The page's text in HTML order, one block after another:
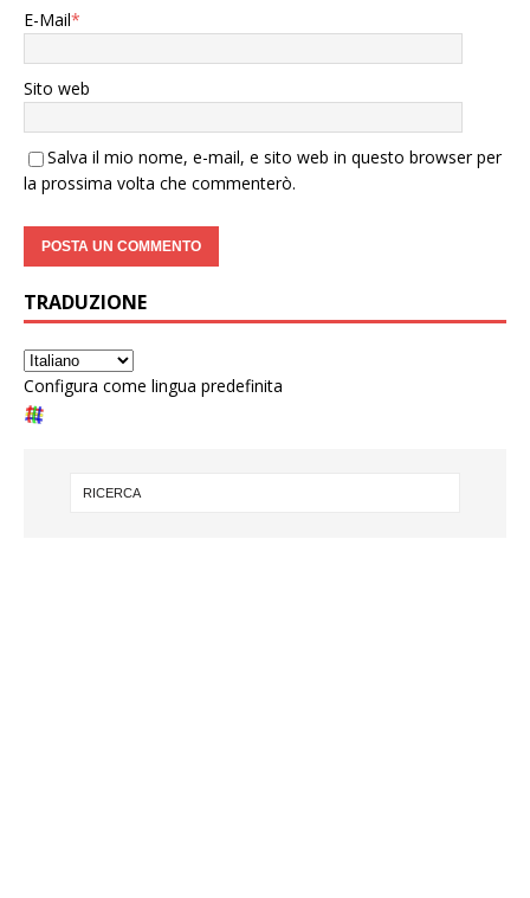
E-Mail*
Sito web
Salva il mio nome, e-mail, e sito web in questo browser per
la prossima volta che commenterò.
TRADUZIONE
Configura come lingua predefinita